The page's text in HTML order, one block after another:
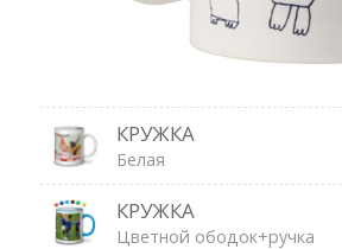
КРУЖКА
Белая
КРУЖКА
Цветной ободок+ручка